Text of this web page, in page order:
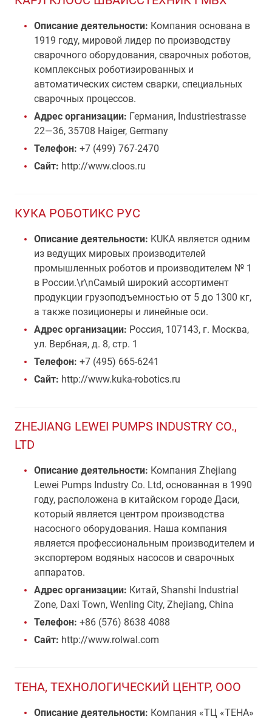
Описание деятельности: Компания основана в
1919 году, мировой лидер по производству
сварочного оборудования, сварочных роботов,
комплексных роботизированных и
автоматических систем сварки, специальных
сварочных процессов.
Адрес организации: Германия, Industriestrasse
22—36, 35708 Haiger, Germany
Телефон: +7 (499) 767-2470
Сайт: http://www.cloos.ru
КУКА РОБОТИКС РУС
Описание деятельности: KUKA является одним
из ведущих мировых производителей
промышленных роботов и производителем № 1
в России.\r\nСамый широкий ассортимент
продукции грузоподъемностью от 5 до 1300 кг,
а также позиционеры и линейные оси.
Адрес организации: Россия, 107143, г. Москва,
ул. Вербная, д. 8, стр. 1
Телефон: +7 (495) 665-6241
Сайт: http://www.kuka-robotics.ru
ZHEJIANG LEWEI PUMPS INDUSTRY CO.,
LTD
Описание деятельности: Компания Zhejiang
Lewei Pumps Industry Co. Ltd, основанная в 1990
году, расположена в китайском городе Даси,
который является центром производства
насосного оборудования. Наша компания
является профессиональным производителем и
экспортером водяных насосов и сварочных
аппаратов.
Адрес организации: Китай, Shanshi Industrial
Zone, Daxi Town, Wenling City, Zhejiang, China
Телефон: +86 (576) 8638 4088
Сайт: http://www.rolwal.com
ТЕНА, ТЕХНОЛОГИЧЕСКИЙ ЦЕНТР, ООО
Описание деятельности: Компания «ТЦ «ТЕНА»